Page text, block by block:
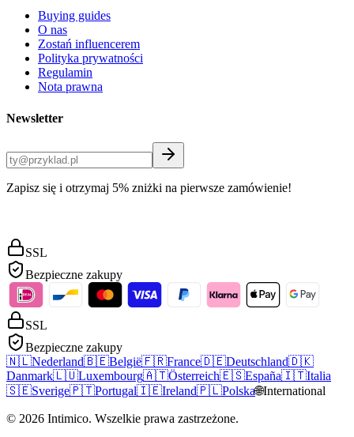
Buying guides
O nas
Zostań influencerem
Polityka prywatności
Regulamin
Nota prawna
Newsletter
Zapisz się i otrzymaj 5% zniżki na pierwsze zamówienie!
SSL
Bezpieczne zakupy
SSL
Bezpieczne zakupy
🇳🇱Nederland🇧🇪België🇫🇷France🇩🇪Deutschland🇩🇰
Danmark🇱🇺Luxembourg🇦🇹Österreich🇪🇸España🇮🇹Italia
🇸🇪Sverige🇵🇹Portugal🇮🇪Ireland🇵🇱Polska🌐International
© 2026 Intimico. Wszelkie prawa zastrzeżone.